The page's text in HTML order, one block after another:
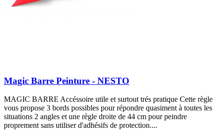
Magic Barre Peinture - NESTO
MAGIC BARRE Accéssoire utile et surtout trés pratique Cette règle
vous propose 3 bords possibles pour répondre quasiment à toutes les
situations 2 angles et une règle droite de 44 cm pour peindre
proprement sans utiliser d'adhésifs de protection....